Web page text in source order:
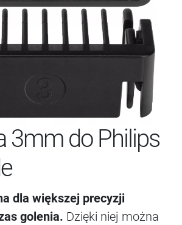
3mm do Philips
dla większej precyzji
golenia. Dzięki niej można